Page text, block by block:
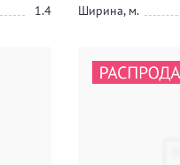
1.4
Ширина, м.